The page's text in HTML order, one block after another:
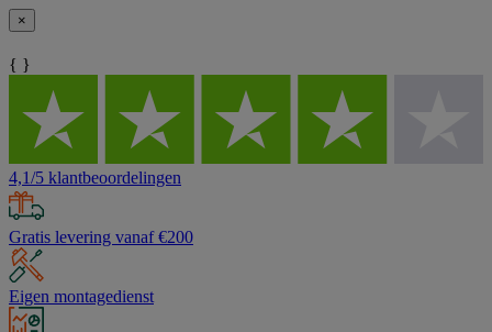
×
{ }
4,1/5 klantbeoordelingen
Gratis levering vanaf €200
Eigen montagedienst